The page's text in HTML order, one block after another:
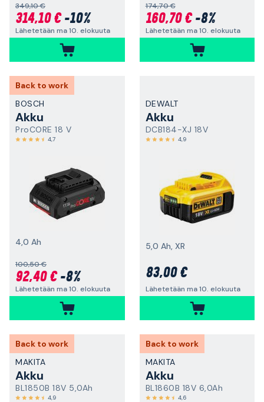
349,10 €
314,10 €-10%
Lähetetään ma 10. elokuuta
174,70 €
160,70 €-8%
Lähetetään ma 10. elokuuta
Back to work
BOSCH
Akku
ProCORE 18 V
4,7
4,0 Ah
100,50 €
92,40 €-8%
Lähetetään ma 10. elokuuta
DEWALT
Akku
DCB184-XJ 18V
4,9
5,0 Ah, XR
83,00 €
Lähetetään ma 10. elokuuta
Back to work
MAKITA
Akku
BL1850B 18V 5,0Ah
4,9
Back to work
MAKITA
Akku
BL1860B 18V 6,0Ah
4,6